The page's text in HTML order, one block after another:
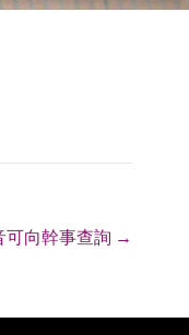
可向幹事查詢 →